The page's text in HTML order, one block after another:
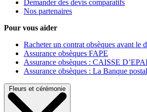
Demander des devis comparatifs
Nos partenaires
Pour vous aider
Racheter un contrat obsèques avant le
Assurance obsèques FAPE
Assurance obsèques : CAISSE
Assurance obsèques : La Banque
Fleurs et cérémonie